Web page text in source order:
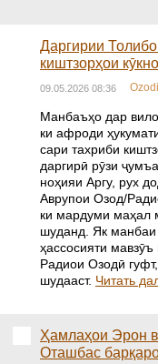
Даргирии
киштзорҳои
09.05.2026 08:36
Манбаъҳо дар
ки афроди
сари тахриби
даргирӣ рӯзи
ноҳияи Аргу, рух
Аврупои Озод/
ки мардуми маҳал
шуданд. Як манбаи
ҳассосияти
Радиои Озодӣ
шудааст. Читать
Ҳамлаҳои Эрон
Оташбас